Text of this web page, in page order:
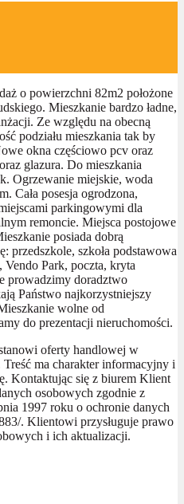
o powierzchni 82m2 położone
Mieszkanie bardzo ładne,
Ze względu na obecną
podziału mieszkania tak by
okna częściowo pcv oraz
glazura. Do mieszkania
Ogrzewanie miejskie, woda
Cała posesja ogrodzona,
parkingowymi dla
remoncie. Miejsca postojowe
posiada dobrą
przedszkole, szkoła podstawowa
Park, poczta, kryta
prowadzimy doradztwo
Państwo najkorzystniejszy
wolne od
do prezentacji nieruchomości.
oferty handlowej w
ma charakter informacyjny i
Kontaktując się z biurem Klient
osobowych zgodnie z
1997 roku o ochronie danych
. Klientowi przysługuje prawo
i ich aktualizacji.